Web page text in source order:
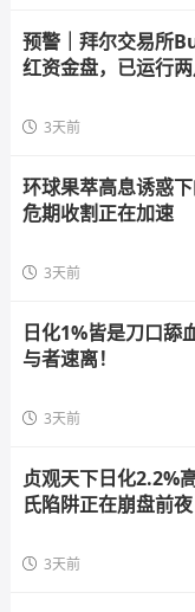
预警｜拜尔交易所
红资金盘，已运行两
3天前
环球果萃高息诱惑
危期收割正在加速
3天前
日化1%皆是刀口舔
与者速离！
3天前
贞观天下日化2.2%
氏陷阱正在崩盘前夜
3天前